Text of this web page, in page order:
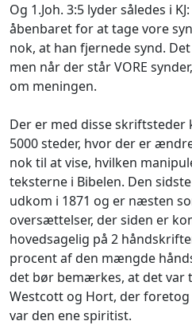
Og 1.Joh. 3:5 lyder således i
åbenbaret for at tage vore
nok, at han fjernede synd.
men når der står VORE
om meningen.
Der er med disse
5000 steder, hvor der er
nok til at vise, hvilken
teksterne i Bibelen. Den
udkom i 1871 og er næsten
oversættelser, der siden er
hovedsagelig på 2
procent af den mængde
det bør bemærkes, at det
Westcott og Hort, der
var den ene spiritist.